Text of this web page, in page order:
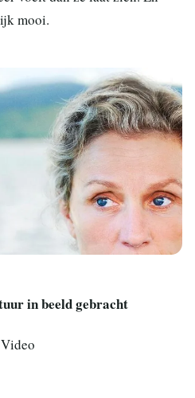
mooi.
in beeld gebracht